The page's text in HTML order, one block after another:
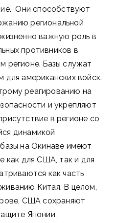
Они способствуют
региональной
важную роль в
противников в
регионе. Базы служат
для американских войск.
реагированию на
и укрепляют
в регионе со
динамикой
на Окинаве имеют
как для США, так и для
как часть
Китая. В целом,
США сохраняют
Японии,